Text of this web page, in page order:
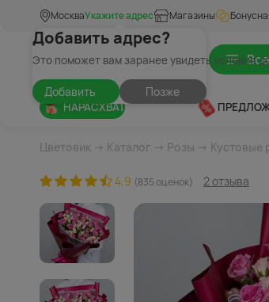
МоскваУкажите адрес
Добавить адрес?
Это поможет вам заранее увидеть условия
Добавить Позже
Магазины
НАРАСХВАТ
Цветовик → Каталог → Розы → Кустовые
4.9 (835 оценок) 2 отзыва